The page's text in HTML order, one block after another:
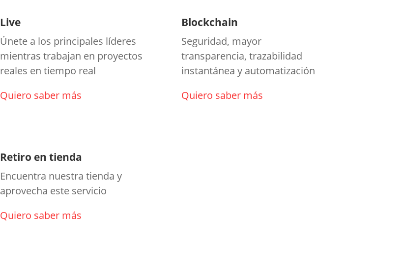
Live
Únete a los principales líderes
mientras trabajan en proyectos
reales en tiempo real
Quiero saber más
Blockchain
Seguridad, mayor
transparencia, trazabilidad
instantánea y automatización
Quiero saber más
Retiro en tienda
Encuentra nuestra tienda y
aprovecha este servicio
Quiero saber más